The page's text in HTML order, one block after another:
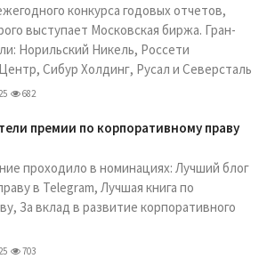
конкурса годовых отчетов,
выступает Московская биржа. Гран-
Норильский Никель, Россети
Сибур Холдинг, Русал и Северсталь
682
премии по корпоративному праву
проходило в номинациях: Лучший блог
в Telegram, Лучшая книга по
За вклад в развитие корпоративного
703